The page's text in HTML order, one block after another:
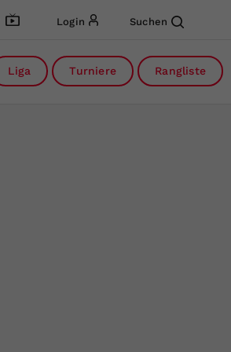
Login Suchen
Liga Turniere Rangliste